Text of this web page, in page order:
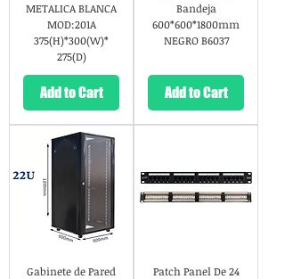
METALICA BLANCA
MOD:201A
375(H)*300(W)*
275(D)
Add to Cart
Bandeja
600*600*1800mm
NEGRO B6037
Add to Cart
Gabinete de Pared
Patch Panel De 24